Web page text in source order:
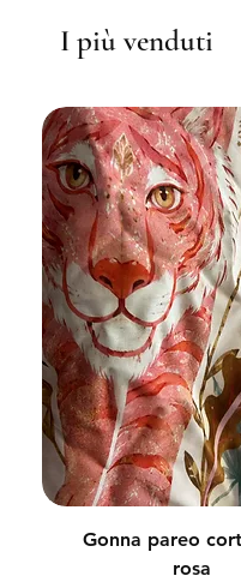
I più venduti
Gonna pareo
rosa